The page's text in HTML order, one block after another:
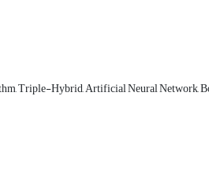
Triple-Hybrid, Artificial Neural Network,